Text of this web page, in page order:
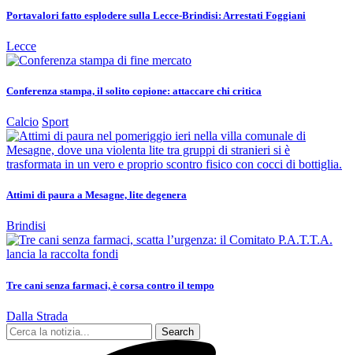
Portavalori fatto esplodere sulla Lecce-Brindisi: Arrestati Foggiani
Lecce
Conferenza stampa, il solito copione: attaccare chi critica
Calcio Sport
Attimi di paura a Mesagne, lite degenera
Brindisi
Tre cani senza farmaci, è corsa contro il tempo
Dalla Strada